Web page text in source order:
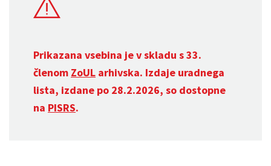
Prikazana vsebina je v skladu s 33.
členom ZoUL arhivska. Izdaje uradnega
lista, izdane po 28.2.2026, so dostopne
na PISRS.